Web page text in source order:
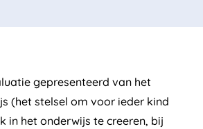
gepresenteerd van het
(het stelsel om voor ieder kind
in het onderwijs te creeren, bij